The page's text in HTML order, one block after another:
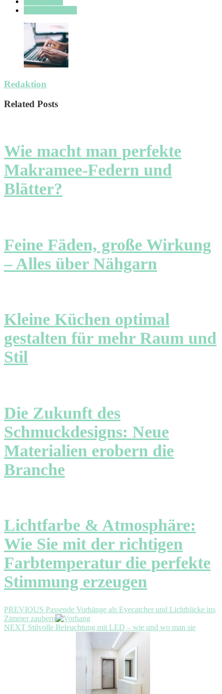
Redaktion
Related Posts
Wie macht man perfekte
Makramee-Federn und
Blätter?
Feine Fäden, große Wirkung
– Alles über Nähgarn
Kleine Küchen optimal
gestalten für mehr Raum und
Stil
Die Zukunft des
Schmuckdesigns: Neue
Materialien erobern die
Branche
Lichtfarbe & Atmosphäre:
Wie Sie mit der richtigen
Farbtemperatur die perfekte
Stimmung erzeugen
Beitragsnavigation
PREVIOUS Previous
post:
Passende Vorhänge als Eyecatcher und Lichtblicke ins
Zimmer zaubern
NEXT Next
Stilvolle Beleuchtung mit LED – wie und wo man sie